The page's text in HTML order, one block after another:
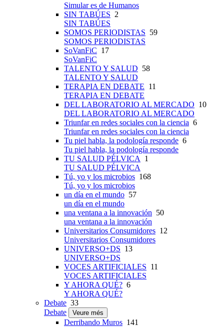
Simular es de Humanos
SIN TABÚES 2
SIN TABÚES
SOMOS PERIODISTAS 59
SOMOS PERIODISTAS
SoVanFiC 17
SoVanFiC
TALENTO Y SALUD 58
TALENTO Y SALUD
TERAPIA EN DEBATE 11
TERAPIA EN DEBATE
DEL LABORATORIO AL MERCADO 10
DEL LABORATORIO AL MERCADO
Triunfar en redes sociales con la ciencia 6
Triunfar en redes sociales con la ciencia
Tu piel habla, la podología responde 6
Tu piel habla, la podología responde
TU SALUD PÉLVICA
1
TU SALUD PÉLVICA
Tú, yo y los microbios 168
Tú, yo y los microbios
un día en el mundo 57
un día en el mundo
una ventana a la innovación 50
una ventana a la innovación
Universitarios Consumidores 12
Universitarios Consumidores
UNIVERSO+DS 13
UNIVERSO+DS
VOCES ARTIFICIALES 11
VOCES ARTIFICIALES
Y AHORA QUÉ? 6
Y AHORA QUÉ?
Debate 33
Debate
Veure més
Derribando Muros 141